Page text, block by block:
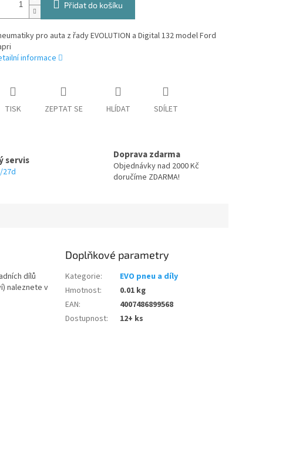
Přidat do košíku
pro auta z řady EVOLUTION a Digital 132 model Ford
informace
TISK ZEPTAT SE HLÍDAT SDÍLET
servis
27d
Doprava zdarma
Objednávky nad 2000 Kč
doručíme ZDARMA!
dílů
naleznete v
Doplňkové parametry
Kategorie:
EVO pneu a díly
Hmotnost:
0.01 kg
EAN:
4007486899568
Dostupnost: 12+ ks